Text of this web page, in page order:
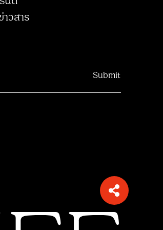
วสาร
กไม่อยากพลาดเทรนด์ และสาระดีๆ
รับข่าวสารจากพวกเราได้เลย